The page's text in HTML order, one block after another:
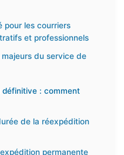
pour les courriers
et professionnels
du service de
définitive : comment
de la réexpédition
permanente